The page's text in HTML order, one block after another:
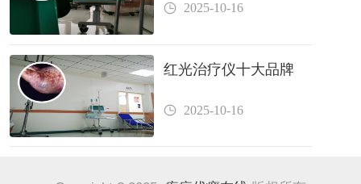
2025-10-16
红光治疗仪十大品牌
2025-10-16